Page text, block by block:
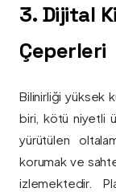
3. Dijital
Çeperleri
Bilinirliği yüksek
biri, kötü niyetli
yürütülen
korumak ve
izlemektedir.